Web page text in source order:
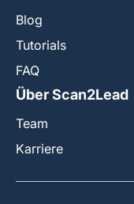
Blog
Tutorials
FAQ
Über Scan2Lead
Team
Karriere